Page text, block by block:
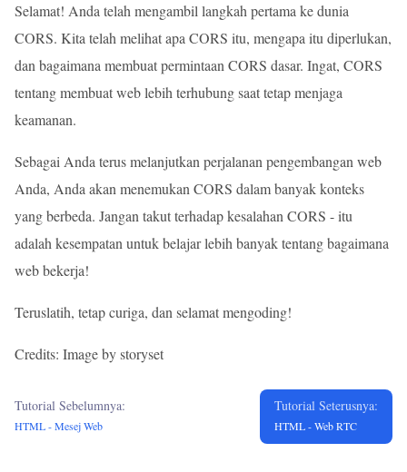
Selamat! Anda telah mengambil langkah pertama ke dunia
CORS. Kita telah melihat apa CORS itu, mengapa itu diperlukan,
dan bagaimana membuat permintaan CORS dasar. Ingat, CORS
tentang membuat web lebih terhubung saat tetap menjaga
keamanan.
Sebagai Anda terus melanjutkan perjalanan pengembangan web
Anda, Anda akan menemukan CORS dalam banyak konteks
yang berbeda. Jangan takut terhadap kesalahan CORS - itu
adalah kesempatan untuk belajar lebih banyak tentang bagaimana
web bekerja!
Teruslatih, tetap curiga, dan selamat mengoding!
Credits: Image by storyset
Tutorial Sebelumnya:
HTML - Mesej Web
Tutorial Seterusnya:
HTML - Web RTC